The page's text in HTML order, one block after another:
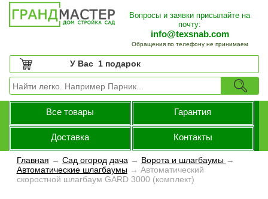
Вопросы и заявки присылайте на
почту:
info@texsnab.com
Обращения по телефону не принимаем
У Вас 1 подарок
Все товары Гарантия
Доставка Контакты
Главная → Сад огород дача → Ворота и шлагбаумы →
Автоматические шлагбаумы→ Автоматический
скоростной шлагбаум GARD 3000 (комплект)